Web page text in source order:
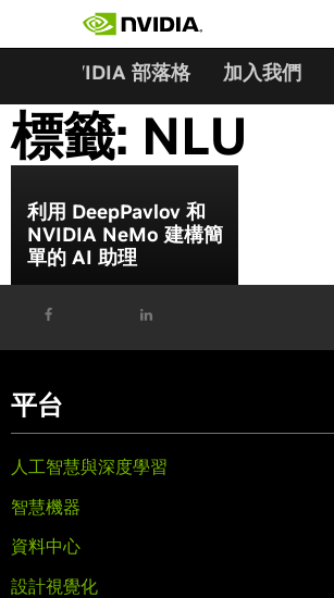
NVIDIA 部落格 加入我們
標籤: NLU
利用 DeepPavlov 和
NVIDIA NeMo 建構簡
單的 AI 助理
平台
人工智慧與深度學習
智慧機器
資料中心
設計視覺化